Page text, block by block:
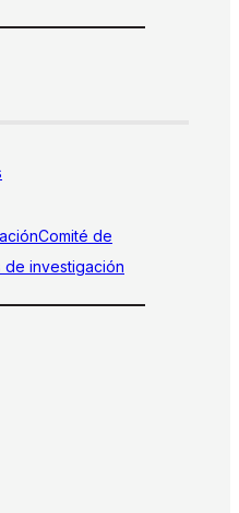
Comité de
de investigación